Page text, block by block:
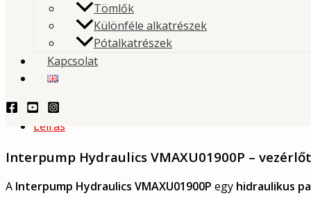
Tömlők
Különféle alkatrészek
Pótalkatrészek
Kapcsolat
A Interpump Hydraulics VMAXU01900P egy
patron szelep, amely a Interpump Hydraulics
vezérlőtömbökbe építhető.
Leírás
Interpump Hydraulics VMAXU01900P –
A Interpump Hydraulics VMAXU01900P egy hidraulikus